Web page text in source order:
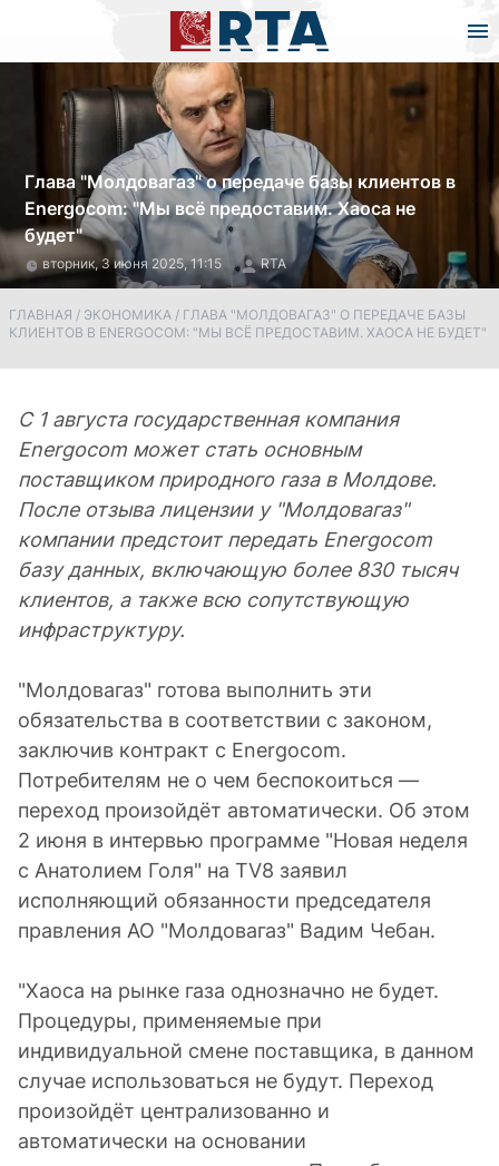
Глава "Молдовагаз" о передаче базы клиентов в
Energocom: "Мы всё предоставим. Хаоса не
будет"
вторник, 3 июня 2025, 11:15 RTA
ГЛАВНАЯ / ЭКОНОМИКА / ГЛАВА "МОЛДОВАГАЗ" О ПЕРЕДАЧЕ БАЗЫ
КЛИЕНТОВ В ENERGOCOM: "МЫ ВСЁ ПРЕДОСТАВИМ. ХАОСА НЕ БУДЕТ"
С 1 августа государственная компания
Energocom может стать основным
поставщиком природного газа в Молдове.
После отзыва лицензии у "Молдовагаз"
компании предстоит передать Energocom
базу данных, включающую более 830 тысяч
клиентов, а также всю сопутствующую
инфраструктуру.
"Молдовагаз" готова выполнить эти
обязательства в соответствии с законом,
заключив контракт с Energocom.
Потребителям не о чем беспокоиться —
переход произойдёт автоматически. Об этом
2 июня в интервью программе "Новая неделя
с Анатолием Голя" на TV8 заявил
исполняющий обязанности председателя
правления АО "Молдовагаз" Вадим Чебан.
"Хаоса на рынке газа однозначно не будет.
Процедуры, применяемые при
индивидуальной смене поставщика, в данном
случае использоваться не будут. Переход
произойдёт централизованно и
автоматически на основании